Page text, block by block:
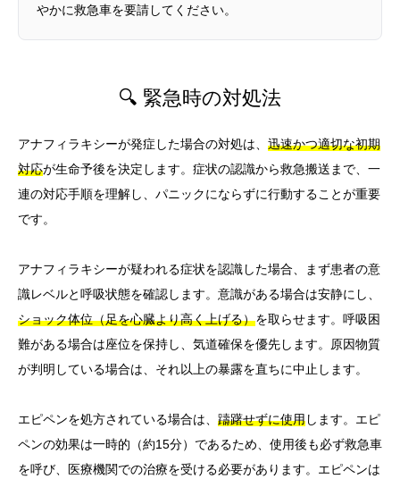
やかに救急車を要請してください。
🔍 緊急時の対処法
アナフィラキシーが発症した場合の対処は、 迅速かつ適切な初期
対応が生命予後を決定します。症状の認識から救急搬送まで、一
連の対応手順を理解し、パニックにならずに行動することが重要
です。
アナフィラキシーが疑われる症状を認識した場合、まず患者の意
識レベルと呼吸状態を確認します。意識がある場合は安静にし、
ショック体位（足を心臓より高く上げる）を取らせます。呼吸困
難がある場合は座位を保持し、気道確保を優先します。原因物質
が判明している場合は、それ以上の暴露を直ちに中止します。
エピペンを処方されている場合は、 躊躇せずに使用します。エピ
ペンの効果は一時的（約15分）であるため、使用後も必ず救急車
を呼び、医療機関での治療を受ける必要があります。エピペンは